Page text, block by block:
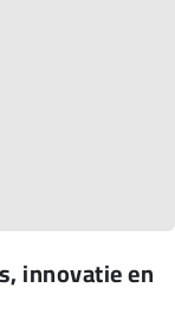
innovatie en